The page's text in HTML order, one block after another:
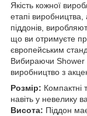
Якість кожної
етапі
піддонів,
що ви отримуєте
європейським
Вибираючи Shower
виробництво з
Розмір: Компактні
навіть у невелику
Висота: Піддон